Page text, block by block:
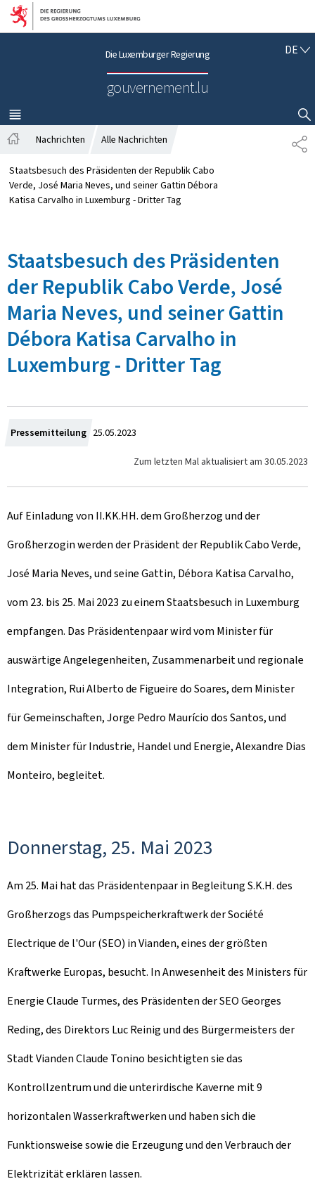
Zur Hauptnavigation
Zum Inhalt
Die Luxemburger Regierung
gouvernement.lu
DED
S
C
H
MENÜ
HAUPT-
SUCHFLED ANZEIGEN / SCHLIESSEN
T
E
t
a
r
i
t
e
Nachrichten Alle Nachrichten
Staatsbesuch des Präsidenten der Republik Cabo
Verde, José Maria Neves, und seiner Gattin Débora
Katisa Carvalho in Luxemburg - Dritter Tag
Staatsbesuch des Präsidenten
der Republik Cabo Verde, José
Maria Neves, und seiner Gattin
Débora Katisa Carvalho in
Luxemburg - Dritter Tag
Pressemitteilung Z
m
25.05.2023
Zum letzten Mal aktualisiert am 30.05.2023
Auf Einladung von II.KK.HH. dem Großherzog und der
Großherzogin werden der Präsident der Republik Cabo Verde,
José Maria Neves, und seine Gattin, Débora Katisa Carvalho,
vom 23. bis 25. Mai 2023 zu einem Staatsbesuch in Luxemburg
empfangen. Das Präsidentenpaar wird vom Minister für
auswärtige Angelegenheiten, Zusammenarbeit und regionale
Integration, Rui Alberto de Figueire do Soares, dem Minister
für Gemeinschaften, Jorge Pedro Maurício dos Santos, und
dem Minister für Industrie, Handel und Energie, Alexandre Dias
Monteiro, begleitet.
Donnerstag, 25. Mai 2023
Am 25. Mai hat das Präsidentenpaar in Begleitung S.K.H. des
Großherzogs das Pumpspeicherkraftwerk der Société
Electrique de l'Our (SEO) in Vianden, eines der größten
Kraftwerke Europas, besucht. In Anwesenheit des Ministers für
Energie Claude Turmes, des Präsidenten der SEO Georges
Reding, des Direktors Luc Reinig und des Bürgermeisters der
Stadt Vianden Claude Tonino besichtigten sie das
Kontrollzentrum und die unterirdische Kaverne mit 9
horizontalen Wasserkraftwerken und haben sich die
Funktionsweise sowie die Erzeugung und den Verbrauch der
Elektrizität erklären lassen.